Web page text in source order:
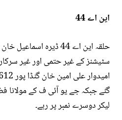
این اے 44
سٹیشنز کے غیر حتمی اور غیر
لیکر دوسرے نمبر پر رہے۔